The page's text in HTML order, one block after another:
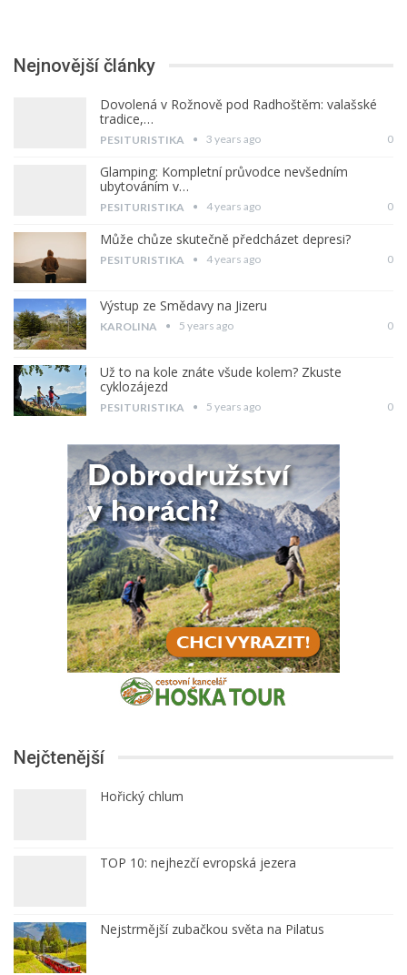
Nejnovější články
Dovolená v Rožnově pod Radhoštěm: valašské
tradice,…
PESITURISTIKA 3 years ago 0
Glamping: Kompletní průvodce nevšedním
ubytováním v…
PESITURISTIKA 4 years ago 0
Může chůze skutečně předcházet depresi?
PESITURISTIKA 4 years ago 0
Výstup ze Smědavy na Jizeru
KAROLINA 5 years ago 0
Už to na kole znáte všude kolem? Zkuste
cyklozájezd
PESITURISTIKA 5 years ago 0
Nejčtenější
Hořický chlum
TOP 10: nejhezčí evropská jezera
Nejstrmější zubačkou světa na Pilatus